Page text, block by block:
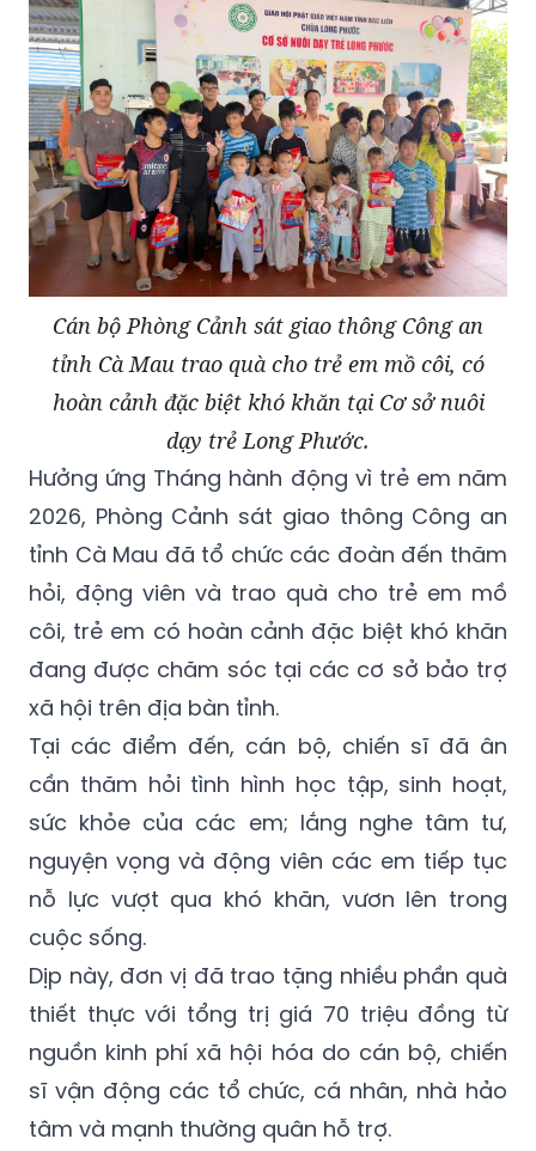
Cán bộ Phòng Cảnh sát giao thông Công an
tỉnh Cà Mau trao quà cho trẻ em mồ côi, có
hoàn cảnh đặc biệt khó khăn tại Cơ sở nuôi
dạy trẻ Long Phước.
Hưởng ứng Tháng hành động vì trẻ em năm
2026, Phòng Cảnh sát giao thông Công an
tỉnh Cà Mau đã tổ chức các đoàn đến thăm
hỏi, động viên và trao quà cho trẻ em mồ
côi, trẻ em có hoàn cảnh đặc biệt khó khăn
đang được chăm sóc tại các cơ sở bảo trợ
xã hội trên địa bàn tỉnh.
Tại các điểm đến, cán bộ, chiến sĩ đã ân
cần thăm hỏi tình hình học tập, sinh hoạt,
sức khỏe của các em; lắng nghe tâm tư,
nguyện vọng và động viên các em tiếp tục
nỗ lực vượt qua khó khăn, vươn lên trong
cuộc sống.
Dịp này, đơn vị đã trao tặng nhiều phần quà
thiết thực với tổng trị giá 70 triệu đồng từ
nguồn kinh phí xã hội hóa do cán bộ, chiến
sĩ vận động các tổ chức, cá nhân, nhà hảo
tâm và mạnh thường quân hỗ trợ.